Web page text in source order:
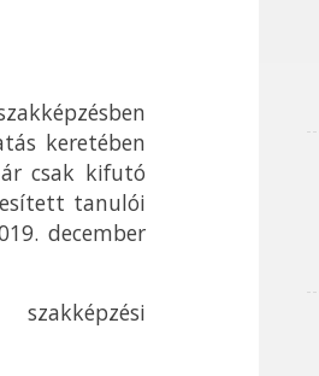
keretében
csak kifutó
tanulói
december